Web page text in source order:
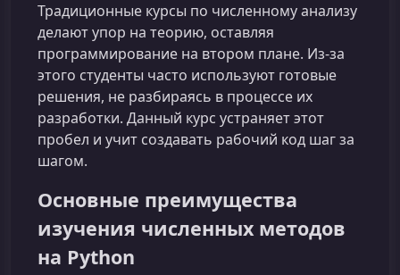
Традиционные курсы по численному анализу
делают упор на теорию, оставляя
программирование на втором плане. Из-за
этого студенты часто используют готовые
решения, не разбираясь в процессе их
разработки. Данный курс устраняет этот
пробел и учит создавать рабочий код шаг за
шагом.
Основные преимущества
изучения численных методов
на Python